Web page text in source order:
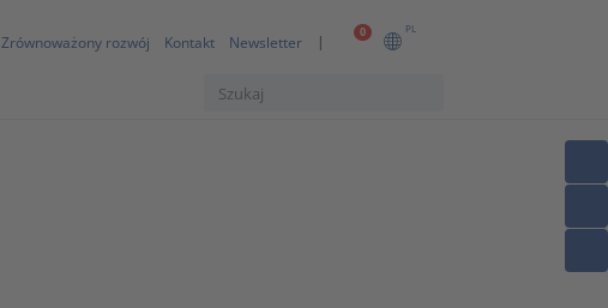
0 PL
Zrównoważony rozwój Kontakt Newsletter